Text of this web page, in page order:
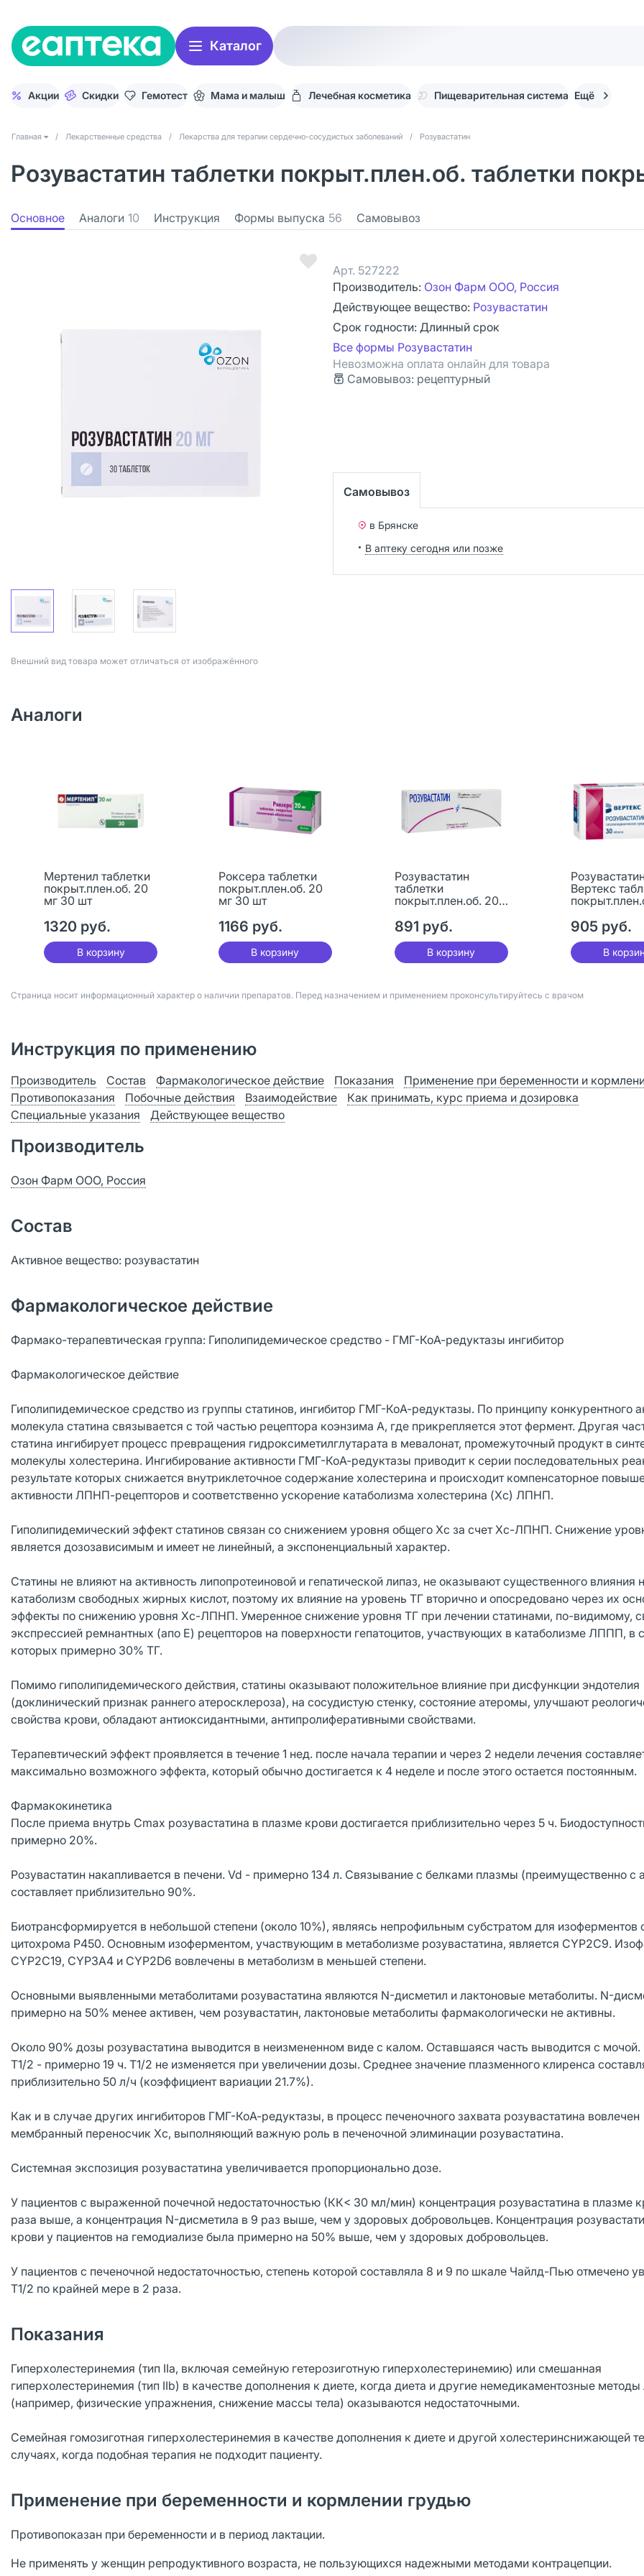
Каталог
Акции Скидки Гемотест Мама и малыш Лечебная косметика Пищеварительная система Ещё
Главная / Лекарственные средства / Лекарства для терапии сердечно-сосудистых заболеваний / Розувастатин
Розувастатин таблетки покрыт.плен.об. таблетки
Основное Аналоги 10 Инструкция Формы выпуска 56 Самовывоз
Bнешний вид товара может отличаться от изображённого
Арт. 527222
Производитель: Озон Фарм ООО, Россия
Действующее вещество: Розувастатин
Срок годности: Длинный срок
Все формы Розувастатин
Невозможна оплата онлайн для товара
Самовывоз: рецептурный
Самовывоз
в Брянске
В аптеку сегодня или позже
Аналоги
Мертенил таблетки
покрыт.плен.об. 20
мг 30 шт
1320 руб.
В корзину
Роксера таблетки
покрыт.плен.об. 20
мг 30 шт
1166 руб.
В корзину
Розувастатин
таблетки
покрыт.плен.об. 20
891 руб.
В корзину
Вертекс
905 руб.
В
Страница носит информационный характер о наличии препаратов. Перед назначением и применением проконсультируйтесь с врачом
Инструкция по применению
Производитель Состав Фармакологическое действие Показания
Применение при беременности и
Противопоказания
Побочные действия Взаимодействие
Как принимать, курс приема и дозировка
Специальные указания
Действующее вещество
Производитель
Озон Фарм ООО, Россия
Состав
Активное вещество: розувастатин
Фармакологическое действие
Фармако-терапевтическая группа: Гиполипидемическое средство - ГМГ-КоА-редуктазы ингибитор
Фармакологическое действие
Гиполипидемическое средство из группы статинов, ингибитор ГМГ-КоА-редуктазы. По принципу конкурентного
молекула статина связывается с той частью рецептора коэнзима А, где прикрепляется этот фермент. Другая
статина ингибирует процесс превращения гидроксиметилглутарата в мевалонат, промежуточный продукт в
молекулы холестерина. Ингибирование активности ГМГ-КоА-редуктазы приводит к серии последовательных
результате которых снижается внутриклеточное содержание холестерина и происходит компенсаторное
активности ЛПНП-рецепторов и соответственно ускорение катаболизма холестерина (Xc) ЛПНП.
Гиполипидемический эффект статинов связан со снижением уровня общего Хс за счет Хс-ЛПНП. Снижение
является дозозависимым и имеет не линейный, а экспоненциальный характер.
Статины не влияют на активность липопротеиновой и гепатической липаз, не оказывают существенного влияния
катаболизм свободных жирных кислот, поэтому их влияние на уровень ТГ вторично и опосредовано через их
эффекты по снижению уровня Хс-ЛПНП. Умеренное снижение уровня ТГ при лечении статинами, по-видимому,
экспрессией ремнантных (апо Е) рецепторов на поверхности гепатоцитов, участвующих в катаболизме ЛППП, в
которых примерно 30% ТГ.
Помимо гиполипидемического действия, статины оказывают положительное влияние при дисфункции эндотелия
(доклинический признак раннего атеросклероза), на сосудистую стенку, состояние атеромы, улучшают
свойства крови, обладают антиоксидантными, антипролиферативными свойствами.
Терапевтический эффект проявляется в течение 1 нед. после начала терапии и через 2 недели лечения
максимально возможного эффекта, который обычно достигается к 4 неделе и после этого остается постоянным.
Фармакокинетика
После приема внутрь Cmax розувастатина в плазме крови достигается приблизительно через 5 ч.
примерно 20%.
Розувастатин накапливается в печени. Vd - примерно 134 л. Связывание с белками плазмы (преимущественно с
составляет приблизительно 90%.
Биотрансформируется в небольшой степени (около 10%), являясь непрофильным субстратом для изоферментов
цитохрома Р450. Основным изоферментом, участвующим в метаболизме розувастатина, является CYP2C9.
CYP2C19, CYP3A4 и CYP2D6 вовлечены в метаболизм в меньшей степени.
Основными выявленными метаболитами розувастатина являются N-дисметил и лактоновые метаболиты. N-
примерно на 50% менее активен, чем розувастатин, лактоновые метаболиты фармакологически не активны.
Около 90% дозы розувастатина выводится в неизмененном виде с калом. Оставшаяся часть выводится с
T1/2 - примерно 19 ч. T1/2 не изменяется при увеличении дозы. Среднее значение плазменного клиренса
приблизительно 50 л/ч (коэффициент вариации 21.7%).
Как и в случае других ингибиторов ГМГ-КоА-редуктазы, в процесс печеночного захвата розувастатина вовлечен
мембранный переносчик Хс, выполняющий важную роль в печеночной элиминации розувастатина.
Системная экспозиция розувастатина увеличивается пропорционально дозе.
У пациентов с выраженной почечной недостаточностью (КК< 30 мл/мин) концентрация розувастатина в плазме
раза выше, а концентрация N-дисметила в 9 раз выше, чем у здоровых добровольцев. Концентрация
крови у пациентов на гемодиализе была примерно на 50% выше, чем у здоровых добровольцев.
У пациентов с печеночной недостаточностью, степень которой составляла 8 и 9 по шкале Чайлд-Пью отмечено
T1/2 по крайней мере в 2 раза.
Показания
Гиперхолестеринемия (тип IIa, включая семейную гетерозиготную гиперхолестеринемию) или смешанная
гиперхолестеринемия (тип IIb) в качестве дополнения к диете, когда диета и другие немедикаментозные методы
(например, физические упражнения, снижение массы тела) оказываются недостаточными.
Семейная гомозиготная гиперхолестеринемия в качестве дополнения к диете и другой холестеринснижающей
случаях, когда подобная терапия не подходит пациенту.
Применение при беременности и кормлении грудью
Противопоказан при беременности и в период лактации.
Не применять у женщин репродуктивного возраста, не пользующихся надежными методами контрацепции.